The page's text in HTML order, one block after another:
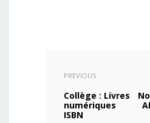
PREVIOUS
Collège : Livres
numériques
ISBN